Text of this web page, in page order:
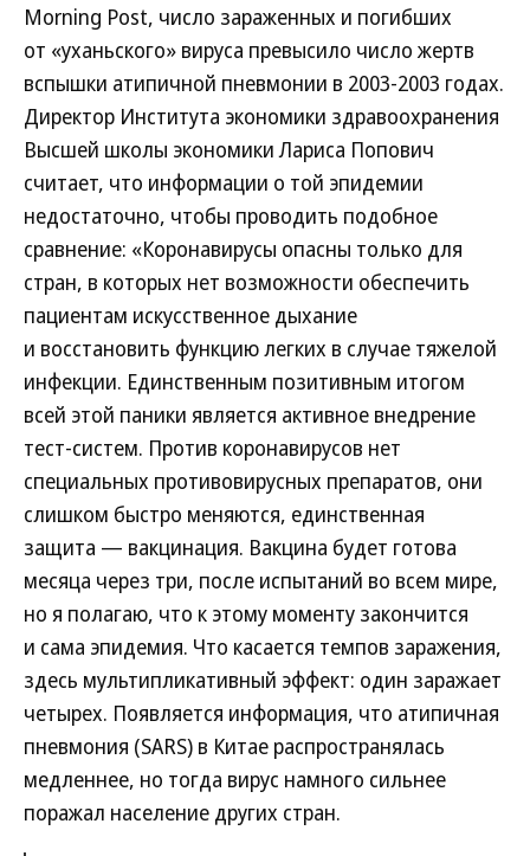
Morning Post, число зараженных и погибших
от «уханьского» вируса превысило число жертв
вспышки атипичной пневмонии в 2003-2003 годах.
Директор Института экономики здравоохранения
Высшей школы экономики Лариса Попович
считает, что информации о той эпидемии
недостаточно, чтобы проводить подобное
сравнение: «Коронавирусы опасны только для
стран, в которых нет возможности обеспечить
пациентам искусственное дыхание
и восстановить функцию легких в случае тяжелой
инфекции. Единственным позитивным итогом
всей этой паники является активное внедрение
тест-систем. Против коронавирусов нет
специальных противовирусных препаратов, они
слишком быстро меняются, единственная
защита — вакцинация. Вакцина будет готова
месяца через три, после испытаний во всем мире,
но я полагаю, что к этому моменту закончится
и сама эпидемия. Что касается темпов заражения,
здесь мультипликативный эффект: один заражает
четырех. Появляется информация, что атипичная
пневмония (SARS) в Китае распространялась
медленнее, но тогда вирус намного сильнее
поражал население других стран.